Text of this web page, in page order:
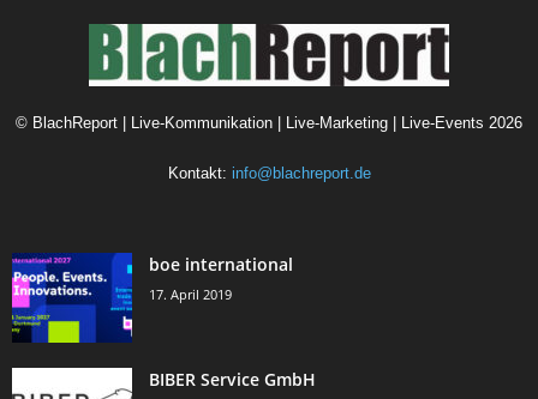
© BlachReport | Live-Kommunikation | Live-Marketing | Live-Events 2026
Kontakt: info@blachreport.de
boe international
17. April 2019
BIBER Service GmbH